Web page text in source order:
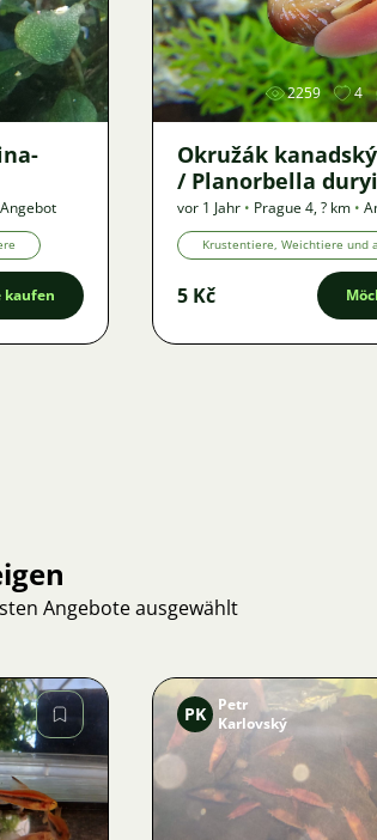
Angebot
kaufen
Bild
2259 4
Okružák
/ Planorbella duryi
vor 1 Jahr • Prague 4,? km •
Krustentiere, Weichtiere und
5 Kč
Angebote ausgewählt
Bild
PK
Petr
Karlovský